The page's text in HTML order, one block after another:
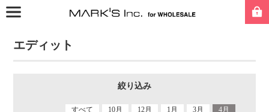
エディット
絞り込み
すべて 10月 12月 1月 3月
4月